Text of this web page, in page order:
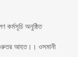
কর্মসূচি অনুষ্ঠিত
গুরুতর আহত।। ওসমানী